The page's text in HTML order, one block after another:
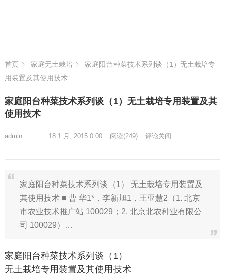
首页 家庭无土栽培
家庭阳台种菜技术系列谈（1）无土栽培专
用装置及其使用技术
家庭阳台种菜技术系列谈（1）无土栽培专用装置及其
使用技术
admin 18 1 月, 2015 0:00 阅读(249) 评论关闭
家庭阳台种菜技术系列谈（1） 无土栽培专用装置及
其使用技术 ■ 曹 华1*，李新旭1，王亚慧2（1. 北京
市农业技术推广站 100029；2. 北京北农种业有限公
司 100029）…
家庭阳台种菜技术系列谈（1）
无土栽培专用装置及其使用技术